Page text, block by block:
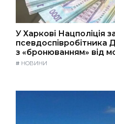
У Харкові Нацполіція
з «бронюванням» від
# НОВИНИ